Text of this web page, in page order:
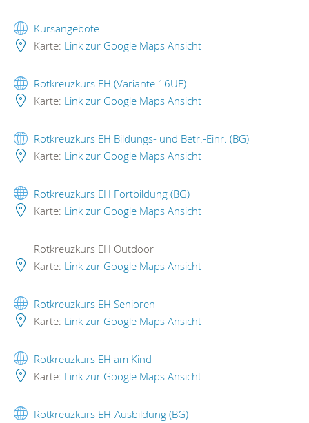
Kursangebote
Karte: Link zur Google Maps Ansicht
Rotkreuzkurs EH (Variante 16UE)
Karte: Link zur Google Maps Ansicht
Rotkreuzkurs EH Bildungs- und Betr.-Einr. (BG)
Karte: Link zur Google Maps Ansicht
Rotkreuzkurs EH Fortbildung (BG)
Karte: Link zur Google Maps Ansicht
Rotkreuzkurs EH Outdoor
Karte: Link zur Google Maps Ansicht
Rotkreuzkurs EH Senioren
Karte: Link zur Google Maps Ansicht
Rotkreuzkurs EH am Kind
Karte: Link zur Google Maps Ansicht
Rotkreuzkurs EH-Ausbildung (BG)